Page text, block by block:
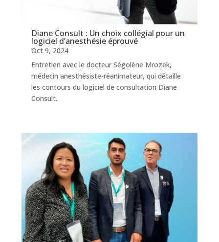
Diane Consult : Un choix collégial pour un
logiciel d’anesthésie éprouvé
Oct 9, 2024
Entretien avec le docteur Ségolène Mrozek,
médecin anesthésiste-réanimateur, qui détaille
les contours du logiciel de consultation Diane
Consult.